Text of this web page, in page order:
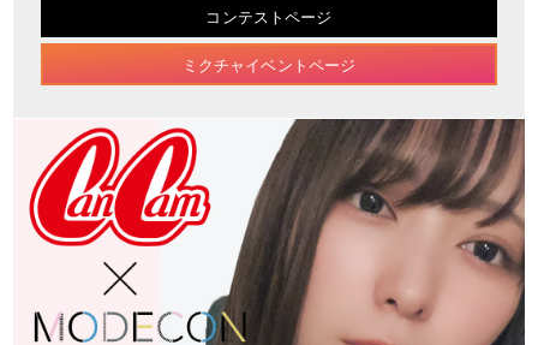
コンテストページ
ミクチャイベントページ